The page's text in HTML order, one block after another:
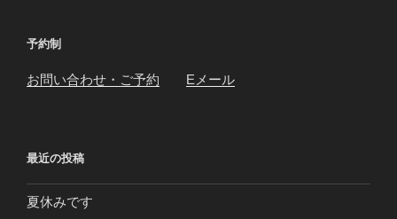
予約制
お問い合わせ・ご予約 Eメール
最近の投稿
夏休みです